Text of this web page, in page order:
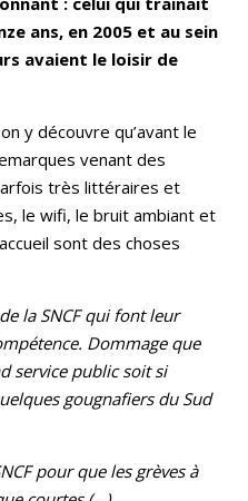
ans, en 2005 et au sein
avaient le loisir de
y découvre qu’avant le
venant des
très littéraires et
le wifi, le bruit ambiant et
sont des choses
la SNCF qui font leur
Dommage que
service public soit si
gougnafiers du Sud
pour que les grèves à